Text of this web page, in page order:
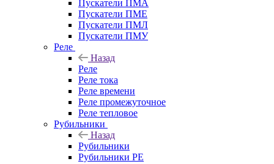
Пускатели ПМА
Пускатели ПМЕ
Пускатели ПМЛ
Пускатели ПМУ
Реле
Назад
Реле
Реле тока
Реле времени
Реле промежуточное
Реле тепловое
Рубильники
Назад
Рубильники
Рубильники РЕ